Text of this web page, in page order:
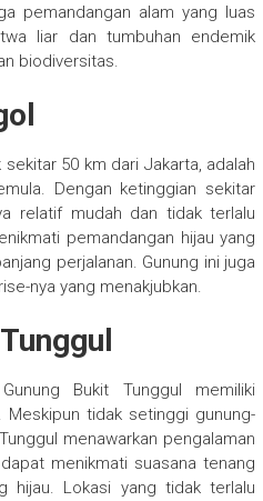
pemandangan alam yang luas
liar dan tumbuhan endemik
biodiversitas.
50 km dari Jakarta, adalah
Dengan ketinggian sekitar
relatif mudah dan tidak terlalu
pemandangan hijau yang
perjalanan. Gunung ini juga
nya yang menakjubkan.
Bukit Tunggul memiliki
tidak setinggi gunung-
menawarkan pengalaman
menikmati suasana tenang
hijau. Lokasi yang tidak terlalu